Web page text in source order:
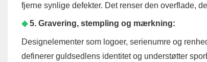
fjerne synlige defekter. Det renser den overflade,
◆5. Gravering, stempling og mærkning:
Designelementer som logoer, serienumre og
definerer guldsedlens identitet og understøtter